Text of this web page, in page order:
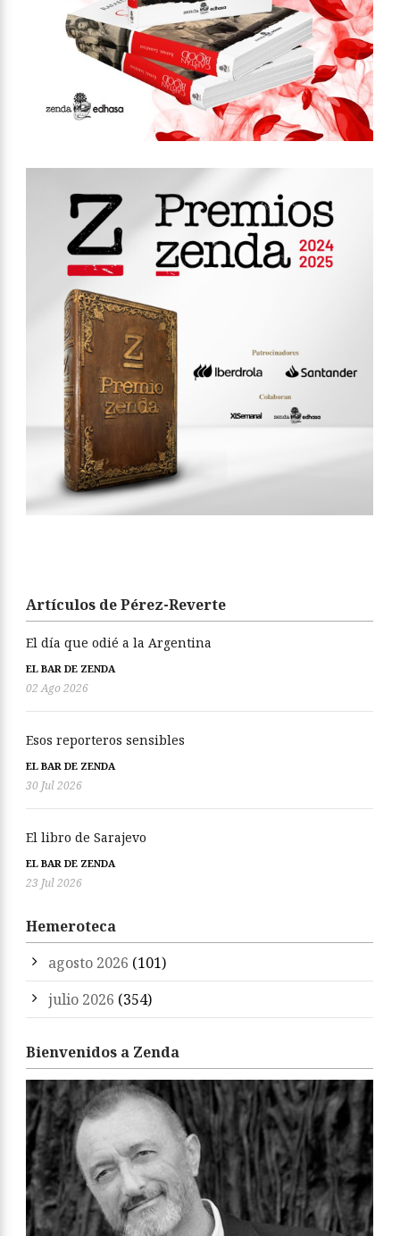
Artículos de Pérez-Reverte
El día que odié a la Argentina
EL BAR DE ZENDA
02 Ago 2026
Esos reporteros sensibles
EL BAR DE ZENDA
30 Jul 2026
El libro de Sarajevo
EL BAR DE ZENDA
23 Jul 2026
Hemeroteca
agosto 2026 (101)
julio 2026 (354)
Bienvenidos a Zenda